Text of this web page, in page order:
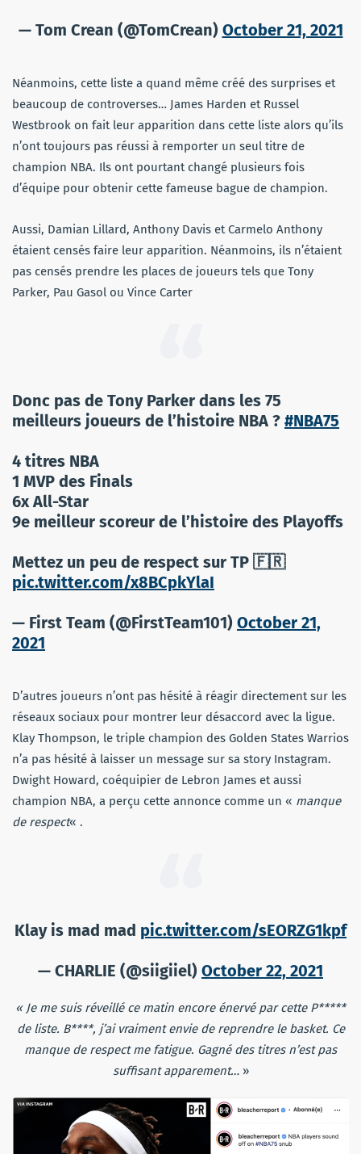
— Tom Crean (@TomCrean) October 21, 2021
Néanmoins, cette liste a quand même créé des surprises et
beaucoup de controverses… James Harden et Russel
Westbrook on fait leur apparition dans cette liste alors qu’ils
n’ont toujours pas réussi à remporter un seul titre de
champion NBA. Ils ont pourtant changé plusieurs fois
d’équipe pour obtenir cette fameuse bague de champion.
Aussi, Damian Lillard, Anthony Davis et Carmelo Anthony
étaient censés faire leur apparition. Néanmoins, ils n’étaient
pas censés prendre les places de joueurs tels que Tony
Parker, Pau Gasol ou Vince Carter
Donc pas de Tony Parker dans les 75
meilleurs joueurs de l’histoire NBA ? #NBA75
4 titres NBA
1 MVP des Finals
6x All-Star
9e meilleur scoreur de l’histoire des Playoffs
Mettez un peu de respect sur TP 🇫🇷
pic.twitter.com/x8BCpkYlaI
— First Team (@FirstTeam101) October 21,
2021
D’autres joueurs n’ont pas hésité à réagir directement sur les
réseaux sociaux pour montrer leur désaccord avec la ligue.
Klay Thompson, le triple champion des Golden States Warrios
n’a pas hésité à laisser un message sur sa story Instagram.
Dwight Howard, coéquipier de Lebron James et aussi
champion NBA, a perçu cette annonce comme un « manque
de respect« .
Klay is mad mad pic.twitter.com/sEORZG1kpf
— CHARLIE (@siigiiel) October 22, 2021
« Je me suis réveillé ce matin encore énervé par cette P*****
de liste. B****, j’ai vraiment envie de reprendre le basket. Ce
manque de respect me fatigue. Gagné des titres n’est pas
suffisant apparement…»